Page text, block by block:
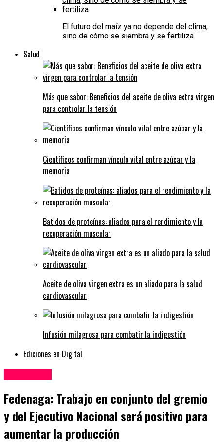
El futuro del maíz ya no depende del clima,
sino de cómo se siembra y se fertiliza
Salud
Más que sabor: Beneficios del aceite de oliva extra virgen
para controlar la tensión
Científicos confirman vínculo vital entre azúcar y la
memoria
Batidos de proteínas: aliados para el rendimiento y la
recuperación muscular
Aceite de oliva virgen extra es un aliado para la salud
cardiovascular
Infusión milagrosa para combatir la indigestión
Ediciones en Digital
Fedenaga: Trabajo en conjunto del gremio
y del Ejecutivo Nacional será positivo para
aumentar la producción